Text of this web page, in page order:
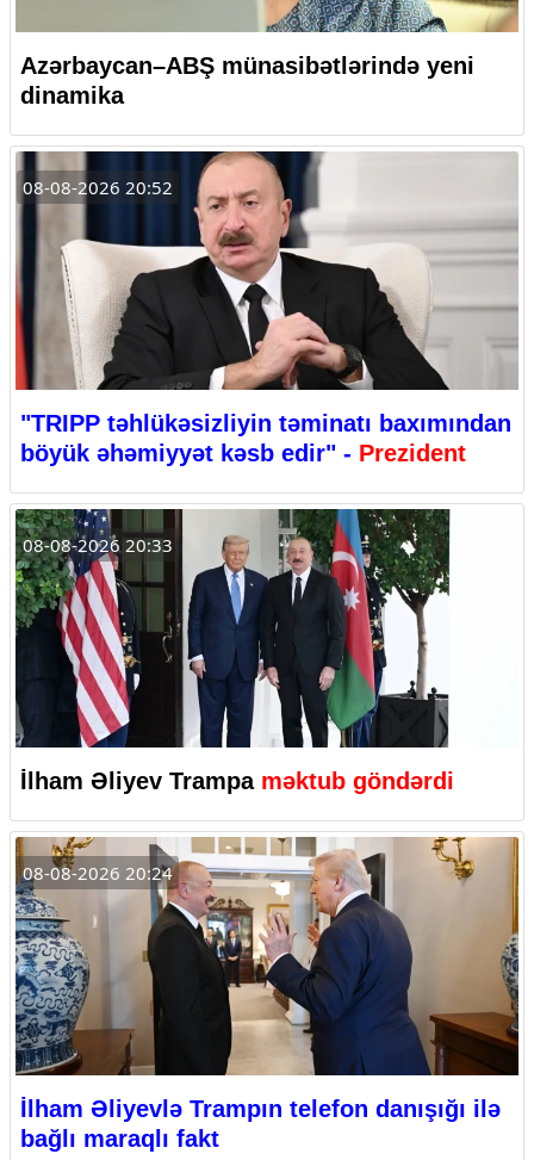
Azərbaycan–ABŞ münasibətlərində yeni
dinamika
08-08-2026 20:52
"TRIPP təhlükəsizliyin təminatı baxımından
böyük əhəmiyyət kəsb edir" - Prezident
08-08-2026 20:33
İlham Əliyev Trampa məktub göndərdi
08-08-2026 20:24
İlham Əliyevlə Trampın telefon danışığı ilə
bağlı maraqlı fakt